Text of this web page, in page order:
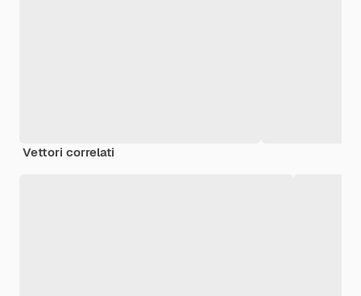
Vettori correlati